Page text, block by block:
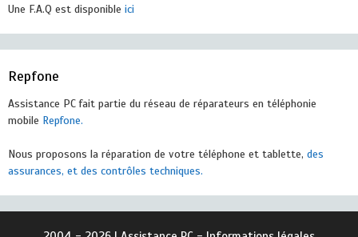
Une F.A.Q est disponible ici
Repfone
Assistance PC fait partie du réseau de réparateurs en téléphonie
mobile Repfone.
Nous proposons la réparation de votre téléphone et tablette, des
assurances, et des contrôles techniques.